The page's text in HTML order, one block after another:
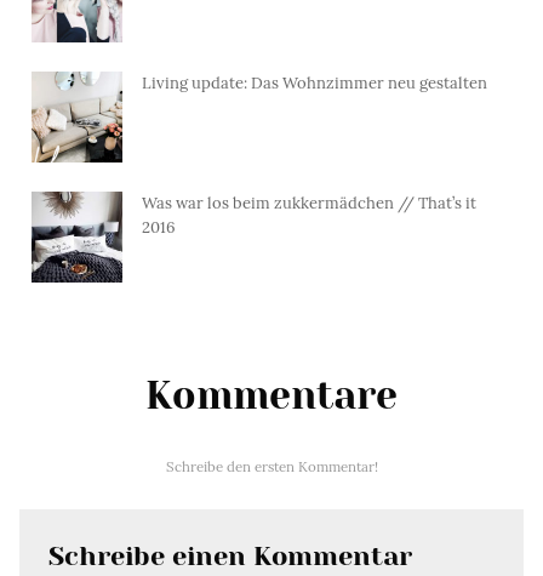
Living update: Das Wohnzimmer neu gestalten
Was war los beim zukkermädchen // That’s it
2016
Kommentare
Schreibe den ersten Kommentar!
Schreibe einen Kommentar